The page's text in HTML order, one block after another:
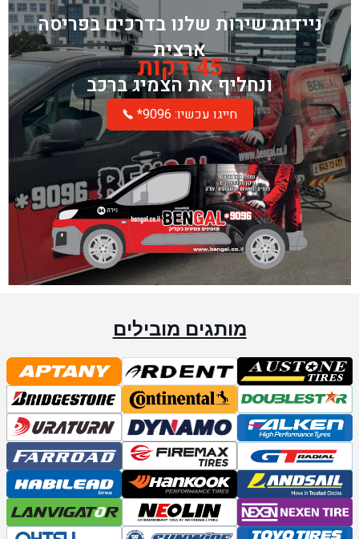
ניידות שירות שלנו בדרכים בפריסה
ארצית
45 דקות
ונחליף את הצמיג ברכב
*חייגו עכשיו: 9096
מותגים מובילים